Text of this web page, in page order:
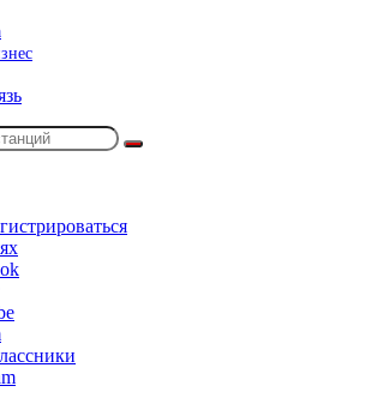
Поиск